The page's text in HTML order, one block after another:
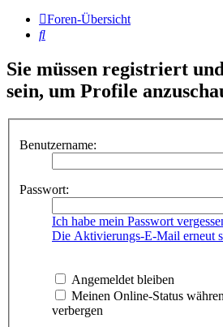
Foren-Übersicht
Suche
Sie müssen registriert
sein, um Profile
Benutzername:
Passwort:
Ich habe mein Passwort
Die Aktivierungs-E-Mail erneut
Angemeldet bleiben
Meinen Online-Status
verbergen